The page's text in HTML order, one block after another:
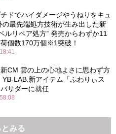
ドでハイダメージやうねりをキュ
の最先端処方技術が生み出した新
ルリペア処方” 発売からわずか11
個数170万個※1突破！
CM 雲の上の心地よさに思わず方
LAB.新アイテム「ふわりぃス
サダーに就任
とみる